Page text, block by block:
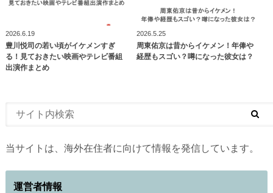
2026.6.19
豊川悦司の若い頃がイケメンすぎ
る！見ておきたい映画やテレビ番組
出演作まとめ
2026.5.25
周東佑京は昔からイケメン！年俸や
経歴もスゴい？噂になった彼女は？
当サイトは、海外在住者に向けて情報を発信しています。
運営者情報